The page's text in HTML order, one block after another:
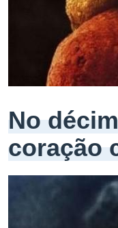
No
coração